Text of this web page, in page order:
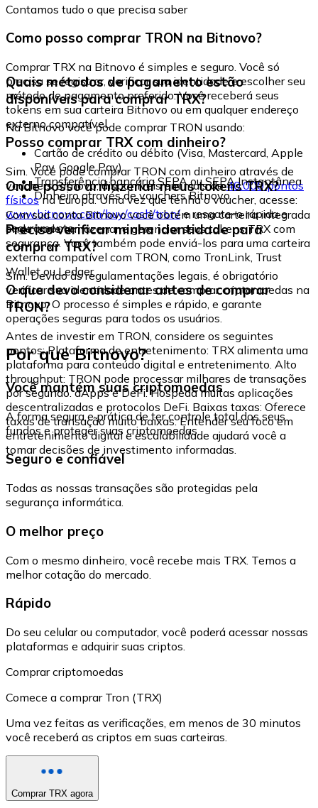
Contamos tudo o que precisa saber
Como posso comprar TRON na Bitnovo?
Comprar TRX na Bitnovo é simples e seguro. Você só
precisa se registrar, verificar sua identidade e escolher seu
método de pagamento preferido. Você receberá seus
tokens em sua carteira Bitnovo ou em qualquer endereço
externo compatível.
Quais métodos de pagamento estão
disponíveis para comprar TRX?
Na Bitnovo você pode comprar TRON usando:
Cartão de crédito ou débito (Visa, Mastercard, Apple
Pay, Google Pay)
Transferência bancária SEPA ou SEPA Instantânea
Dinheiro através de vouchers Bitnovo
Posso comprar TRX com dinheiro?
Sim. Você pode comprar TRON com dinheiro através de
vouchers Bitnovo, disponíveis em mais de40.000 pontos
físicosna Europa. Uma vez que tenha o voucher, acesse:
www.bitnovo.com/buy/cash/tron/e resgate-o rápida e
seguramente.
Onde posso armazenar meus tokens TRX?
Com sua conta Bitnovo você obtém uma carteira integrada
onde pode armazenar e gerenciar seus tokens TRX com
segurança. Você também pode enviá-los para uma carteira
externa compatível com TRON, como TronLink, Trust
Wallet ou Ledger.
Preciso verificar minha identidade para
comprar TRX?
Sim. Devido às regulamentações legais, é obrigatório
verificar sua identidade antes de comprar criptomoedas na
Bitnovo. O processo é simples e rápido, e garante
operações seguras para todos os usuários.
O que devo considerar antes de comprar
TRON?
Antes de investir em TRON, considere os seguintes
pontos: Plataforma de entretenimento: TRX alimenta uma
plataforma para conteúdo digital e entretenimento. Alto
throughput: TRON pode processar milhares de transações
por segundo. dApps e DeFi: Hospeda muitas aplicações
descentralizadas e protocolos DeFi. Baixas taxas: Oferece
taxas de transação muito baixas. Entender seu foco em
entretenimento digital e escalabilidade ajudará você a
tomar decisões de investimento informadas.
Por que Bitnovo?
Você mantém suas criptomoedas
A forma segura e prática de ter controle total dos seus
fundos e proteger suas criptomoedas.
Seguro e confiável
Todas as nossas transações são protegidas pela
segurança informática.
O melhor preço
Com o mesmo dinheiro, você recebe mais TRX. Temos a
melhor cotação do mercado.
Rápido
Do seu celular ou computador, você poderá acessar nossas
plataformas e adquirir suas criptos.
Comprar criptomoedas
Comece a comprar Tron (TRX)
Uma vez feitas as verificações, em menos de 30 minutos
você receberá as criptos em suas carteiras.
Comprar TRX agora